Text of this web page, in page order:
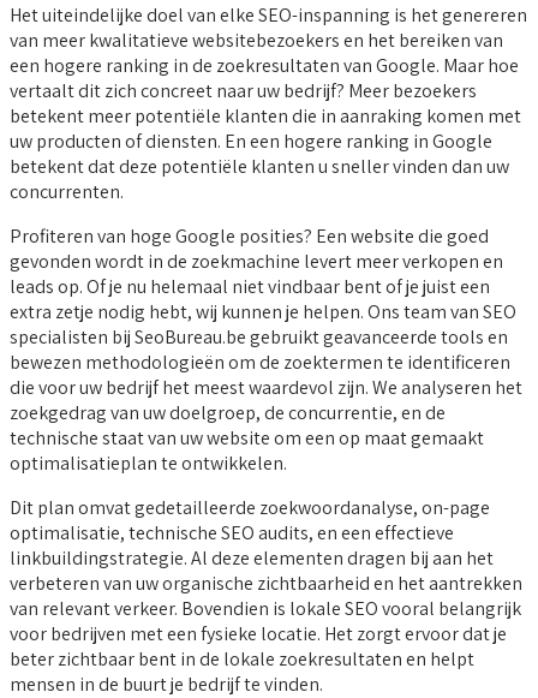
Het uiteindelijke doel van elke SEO-inspanning is het genereren
van meer kwalitatieve websitebezoekers en het bereiken van
een hogere ranking in de zoekresultaten van Google. Maar hoe
vertaalt dit zich concreet naar uw bedrijf? Meer bezoekers
betekent meer potentiële klanten die in aanraking komen met
uw producten of diensten. En een hogere ranking in Google
betekent dat deze potentiële klanten u sneller vinden dan uw
concurrenten.
Profiteren van hoge Google posities? Een website die goed
gevonden wordt in de zoekmachine levert meer verkopen en
leads op. Of je nu helemaal niet vindbaar bent of je juist een
extra zetje nodig hebt, wij kunnen je helpen. Ons team van SEO
specialisten bij SeoBureau.be gebruikt geavanceerde tools en
bewezen methodologieën om de zoektermen te identificeren
die voor uw bedrijf het meest waardevol zijn. We analyseren het
zoekgedrag van uw doelgroep, de concurrentie, en de
technische staat van uw website om een op maat gemaakt
optimalisatieplan te ontwikkelen.
Dit plan omvat gedetailleerde zoekwoordanalyse, on-page
optimalisatie, technische SEO audits, en een effectieve
linkbuildingstrategie. Al deze elementen dragen bij aan het
verbeteren van uw organische zichtbaarheid en het aantrekken
van relevant verkeer. Bovendien is lokale SEO vooral belangrijk
voor bedrijven met een fysieke locatie. Het zorgt ervoor dat je
beter zichtbaar bent in de lokale zoekresultaten en helpt
mensen in de buurt je bedrijf te vinden.